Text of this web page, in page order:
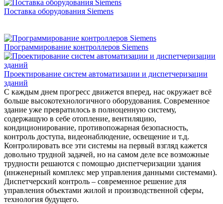
Поставка оборудования Siemens
Программирование контроллеров Siemens
Проектирование систем автоматизации и диспетчеризации
зданий
С каждым днем прогресс движется вперед, нас окружает всё
больше высокотехнологичного оборудования. Современное
здание уже превратилось в полноценную систему,
содержащую в себе отопление, вентиляцию,
кондиционирование, противопожарная безопасность,
контроль доступа, видеонаблюдение, освещение и т.д.
Контролировать все эти системы на первый взгляд кажется
довольно трудной задачей, но на самом деле все возможные
трудности решаются с помощью диспетчеризации здания
(инженерный комплекс мер управления данными системами).
Диспетчерский контроль – современное решение для
управления объектами жилой и производственной сферы,
технология будущего.